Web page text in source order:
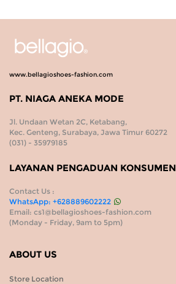
www.bellagioshoes-fashion.com
PT. NIAGA ANEKA MODE
Jl. Undaan Wetan 2C, Ketabang,
Kec. Genteng, Surabaya, Jawa Timur 60272
(031) - 35979185
LAYANAN PENGADUAN KONSUMEN
Contact Us :
WhatsApp: +628889602222
Email: cs1@bellagioshoes-fashion.com
(Monday - Friday, 9am to 5pm)
ABOUT US
Store Location